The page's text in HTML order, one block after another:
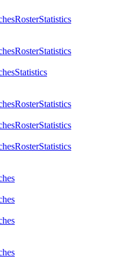
RosterStatistics
RosterStatistics
Statistics
RosterStatistics
RosterStatistics
RosterStatistics